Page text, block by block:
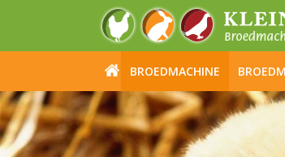
BROEDMACHINE